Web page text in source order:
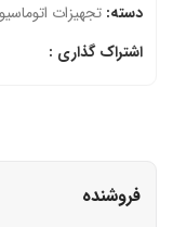
دسته: تجهیزات
اشتراک گذاری :
فروشنده